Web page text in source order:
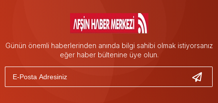
Günün önemli haberlerinden anında bilgi sahibi olmak istiyorsanız
eğer haber bültenine üye olun.